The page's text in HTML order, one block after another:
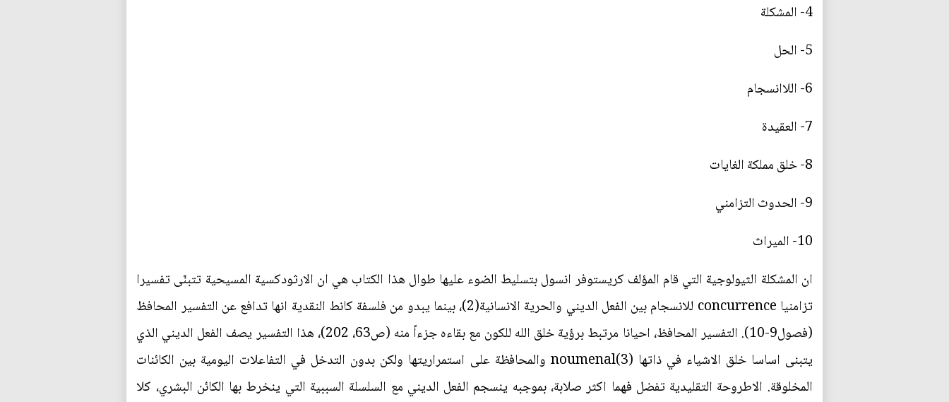
4- المشكلة
5- الحل
6- اللاانسجام
7- العقيدة
8- خلق مملكة الغايات
9- الحدوث التزامني
10- الميراث
ان المشكلة الثيولوجية التي قام المؤلف كريستوفر انسول بتسليط الضوء عليها طوال هذا الكتاب هي ان الارثودكسية المسيحية تتبنّى تفسيرا
تزامنيا concurrence للانسجام بين الفعل الديني والحرية الانسانية(2)، بينما يبدو من فلسفة كانط النقدية انها تدافع عن التفسير المحافظ
(فصول9-10). التفسير المحافظ، احيانا مرتبط برؤية خلق الله للكون مع بقاءه جزءاً منه (ص63، 202)، هذا التفسير يصف الفعل الديني الذي
يتبنى اساسا خلق الاشياء في ذاتها noumenal(3) والمحافظة على استمراريتها ولكن بدون التدخل في التفاعلات اليومية بين الكائنات
المخلوقة. الاطروحة التقليدية تفضل فهما اكثر صلابة، بموجبه ينسجم الفعل الديني مع السلسلة السببية التي ينخرط بها الكائن البشري، كلا